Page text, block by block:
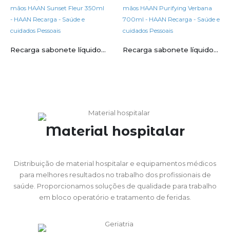
Recarga sabonete líquido de mãos HAAN Sunset Fleur 350ml Recarga sabonete líquido de mãos HAAN Purifying Verbana 700ml
Material hospitalar
Distribuição de material hospitalar e equipamentos médicos
para melhores resultados no trabalho dos profissionais de
saúde. Proporcionamos soluções de qualidade para trabalho
em bloco operatório e tratamento de feridas.